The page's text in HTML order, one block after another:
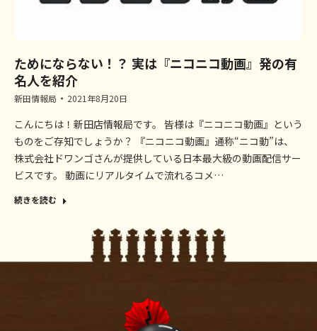
ためにならない！？ 実は『ニコニコ動画』発の有
名人を紹介
新田情報局 2021年8月20日
こんにちは！新田店情報局です。 皆様は『ニコニコ動画』という
ものをご存知でしょうか？ 『ニコニコ動画』通称“ニコ動”は、
株式会社ドワンゴさんが提供している日本最大級の動画配信サー
ビスです。 動画にリアルタイムで流れるコメ…
続きを読む